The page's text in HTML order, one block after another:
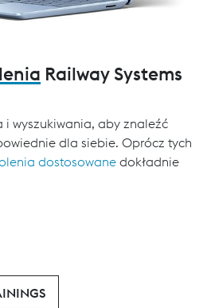
Railway Systems
i wyszukiwania, aby znaleźć
dla siebie. Oprócz tych
dostosowane dokładnie